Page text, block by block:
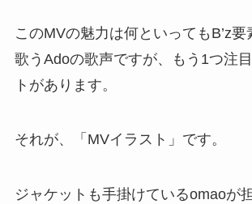
このMVの魅力は何といってもB’z
歌うAdoの歌声ですが、もう1つ注
トがあります。
それが、「MVイラスト」です。
ジャケットも手掛けているomaoが